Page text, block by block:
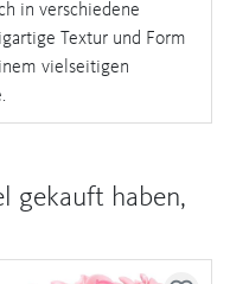
in verschiedene
Textur und Form
vielseitigen
gekauft haben,